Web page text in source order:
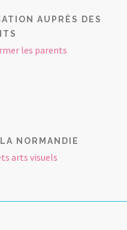
AUPRÈS DES
les parents
NORMANDIE
arts visuels